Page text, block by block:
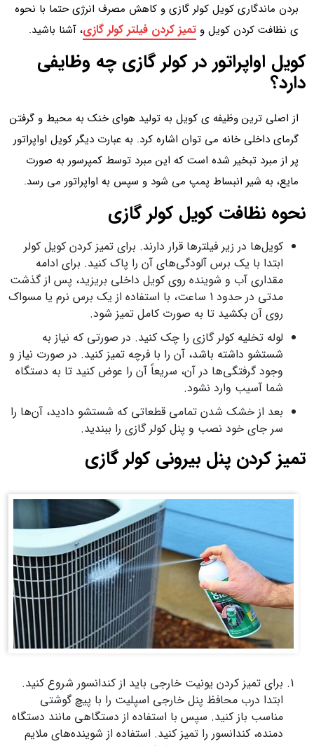
بردن ماندگاری کویل کولر گازی و کاهش مصرف انرژی حتما با نحوه
ی نظافت کردن کویل و تمیز کردن فیلتر کولر گازی، آشنا باشید.
کویل اواپراتور در کولر گازی چه وظایفی
دارد؟
از اصلی ترین وظیفه ی کویل به تولید هوای خنک به محیط و گرفتن
گرمای داخلی خانه می توان اشاره کرد. به عبارت دیگر کویل اواپراتور
پر از مبرد تبخیر شده است که این مبرد توسط کمپرسور به صورت
مایع، به شیر انبساط پمپ می شود و سپس به اواپراتور می رسد.
نحوه نظافت کویل کولر گازی
کویل‌ها در زیر فیلترها قرار دارند. برای تمیز کردن کویل کولر
ابتدا با یک برس آلودگی‌های آن را پاک کنید. برای ادامه
مقداری آب و شوینده روی کویل داخلی بریزید، پس از گذشت
مدتی در حدود 1 ساعت، با استفاده از یک برس نرم یا مسواک
روی آن بکشید تا به صورت کامل تمیز شود.
لوله تخلیه کولر گازی را چک کنید. در صورتی که نیاز به
شستشو داشته باشد، آن را با فرچه تمیز کنید. در صورت نیاز و
وجود گرفتگی‌ها در آن، سریعاً آن را عوض کنید تا به دستگاه
شما آسیب وارد نشود.
بعد از خشک شدن تمامی قطعاتی که شستشو دادید، آن‌ها را
سر جای خود نصب و پنل کولر گازی را ببندید.
تمیز کردن پنل بیرونی کولر گازی
برای تمیز کردن یونیت خارجی باید از کندانسور شروع کنید.
ابتدا درب محافظ پنل خارجی اسپلیت را با پیچ گوشتی
مناسب باز کنید. سپس با استفاده از دستگاهی مانند دستگاه
دمنده، کندانسور را تمیز کنید. استفاده از شوینده‌های ملایم